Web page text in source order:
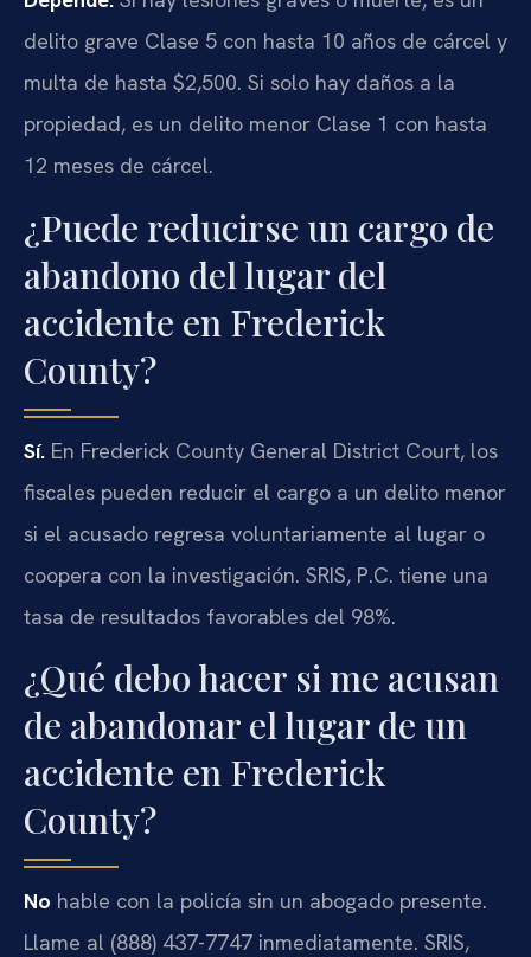
delito grave Clase 5 con hasta 10 años de cárcel y
multa de hasta $2,500. Si solo hay daños a la
propiedad, es un delito menor Clase 1 con hasta
12 meses de cárcel.
¿Puede reducirse un cargo de
abandono del lugar del
accidente en Frederick
County?
Sí. En Frederick County General District Court, los
fiscales pueden reducir el cargo a un delito menor
si el acusado regresa voluntariamente al lugar o
coopera con la investigación. SRIS, P.C. tiene una
tasa de resultados favorables del 98%.
¿Qué debo hacer si me acusan
de abandonar el lugar de un
accidente en Frederick
County?
No hable con la policía sin un abogado presente.
Llame al (888) 437-7747 inmediatamente. SRIS,